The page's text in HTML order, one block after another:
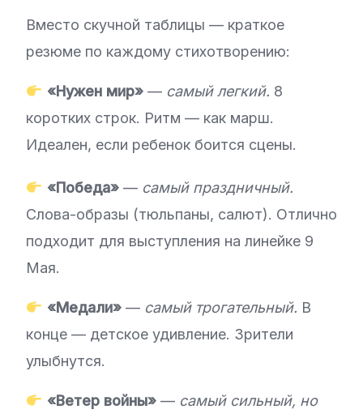
Вместо скучной таблицы — краткое
резюме по каждому стихотворению:
«Нужен мир»— самый легкий. 8
коротких строк. Ритм — как марш.
Идеален, если ребенок боится сцены.
«Победа»— самый праздничный.
Слова-образы (тюльпаны, салют). Отлично
подходит для выступления на линейке 9
Мая.
«Медали»— самый трогательный. В
конце — детское удивление. Зрители
улыбнутся.
«Ветер войны»— самый сильный, но